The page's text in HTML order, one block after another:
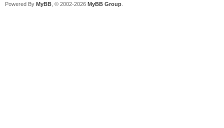
Powered By MyBB , © 2002-2026 MyBB Group